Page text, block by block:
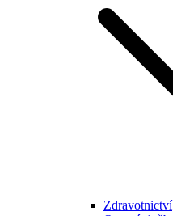
Zdravotnictví